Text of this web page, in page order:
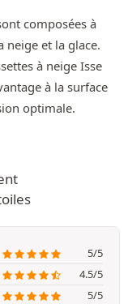
composées à
neige et la glace.
à neige Isse
à la surface
optimale.
5/5
4.5/5
5/5